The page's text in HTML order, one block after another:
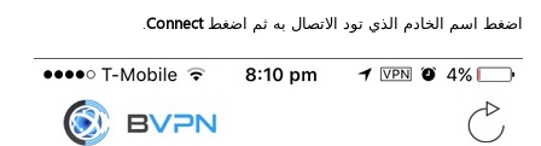
اضغط اسم الخادم الذي تود الاتصال به ثم اضغطConnect
.